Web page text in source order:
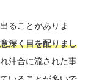
ることがありま
深く目を配りまし
沖合に流された事